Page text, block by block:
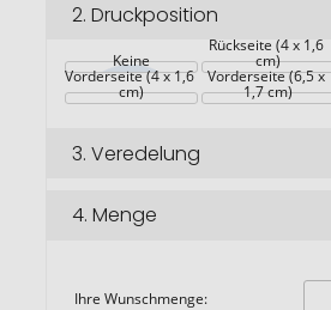
2. Druckposition
Keine
Rückseite (4 x 1,6
cm)
Vorderseite (4 x 1,6
cm)
Vorderseite (6,5 x
1,7 cm)
3. Veredelung
4. Menge
Ihre Wunschmenge: